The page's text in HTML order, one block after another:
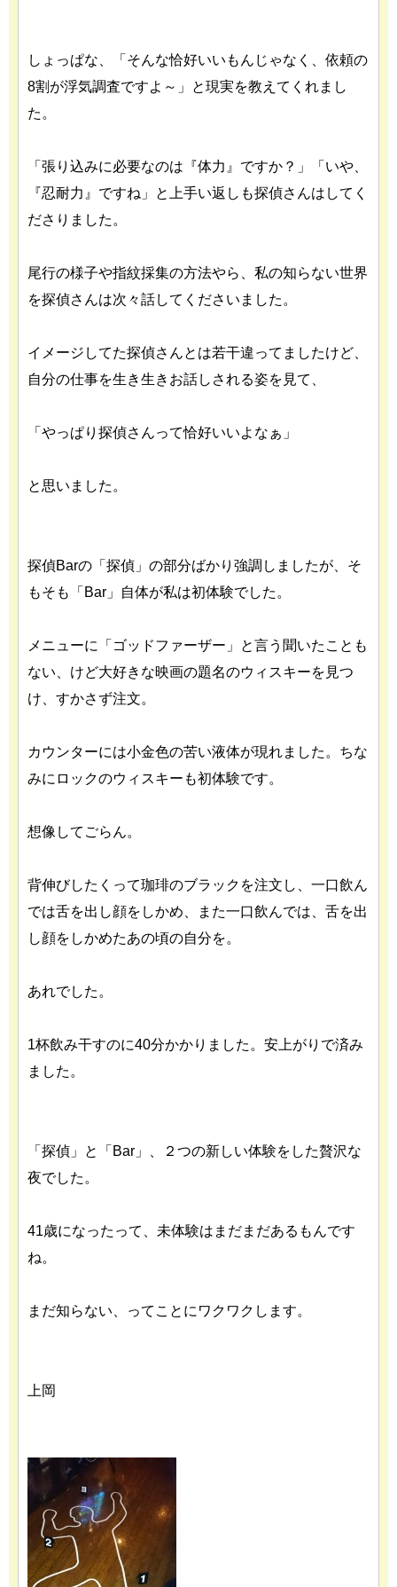
しょっぱな、「そんな恰好いいもんじゃなく、依頼の
8割が浮気調査ですよ～」と現実を教えてくれまし
た。
「張り込みに必要なのは『体力』ですか？」「いや、
『忍耐力』ですね」と上手い返しも探偵さんはしてく
ださりました。
尾行の様子や指紋採集の方法やら、私の知らない世界
を探偵さんは次々話してくださいました。
イメージしてた探偵さんとは若干違ってましたけど、
自分の仕事を生き生きお話しされる姿を見て、
「やっぱり探偵さんって恰好いいよなぁ」
と思いました。
探偵Barの「探偵」の部分ばかり強調しましたが、そ
もそも「Bar」自体が私は初体験でした。
メニューに「ゴッドファーザー」と言う聞いたことも
ない、けど大好きな映画の題名のウィスキーを見つ
け、すかさず注文。
カウンターには小金色の苦い液体が現れました。ちな
みにロックのウィスキーも初体験です。
想像してごらん。
背伸びしたくって珈琲のブラックを注文し、一口飲ん
では舌を出し顔をしかめ、また一口飲んでは、舌を出
し顔をしかめたあの頃の自分を。
あれでした。
1杯飲み干すのに40分かかりました。安上がりで済み
ました。
「探偵」と「Bar」、２つの新しい体験をした贅沢な
夜でした。
41歳になったって、未体験はまだまだあるもんです
ね。
まだ知らない、ってことにワクワクします。
上岡